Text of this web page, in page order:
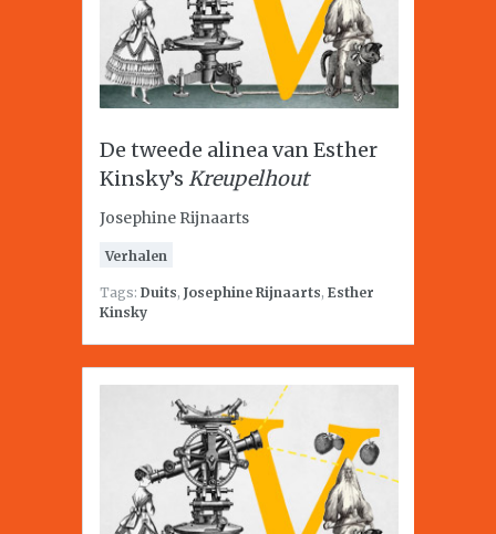
De tweede alinea van Esther
Kinsky’s Kreupelhout
Josephine Rijnaarts
Verhalen
Tags: Duits, Josephine Rijnaarts, Esther
Kinsky